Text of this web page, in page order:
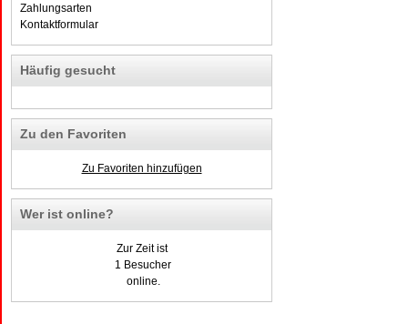
Zahlungsarten
Kontaktformular
Häufig gesucht
Zu den Favoriten
Zu Favoriten hinzufügen
Wer ist online?
Zur Zeit ist
1 Besucher
online.